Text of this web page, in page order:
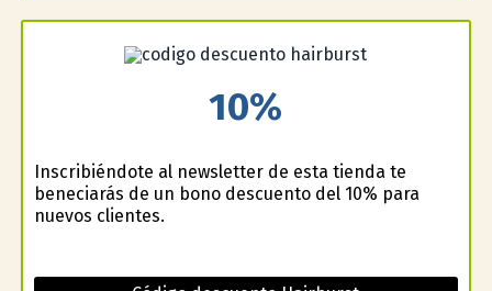
10%
Inscribiéndote al newsletter de esta tienda te
beneficiarás de un bono descuento del 10% para
nuevos clientes.